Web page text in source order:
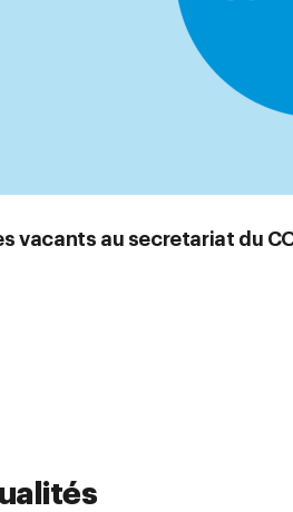
vacants au secretariat du